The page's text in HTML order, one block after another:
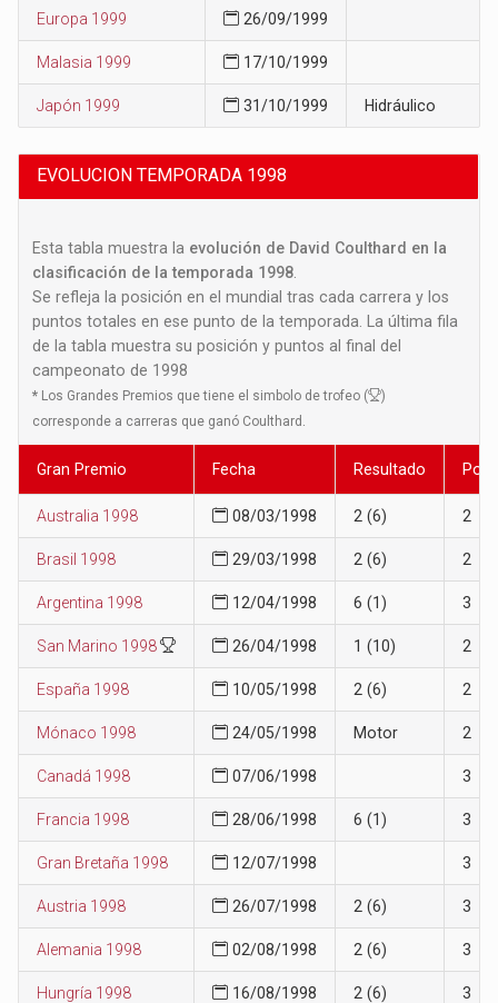
Europa 1999 26/09/1999
Malasia 1999 17/10/1999
Japón 1999 31/10/1999 Hidráulico
EVOLUCION TEMPORADA 1998
Esta tabla muestra la evolución de David Coulthard en la
clasificación de la temporada 1998
Se refleja la posición en el mundial tras cada carrera y los
puntos totales en ese punto de la temporada. La última fila
de la tabla muestra su posición y puntos al final del
campeonato de 1998
* Los Grandes Premios que tiene el simbolo de trofeo (
)
corresponde a carreras que ganó Coulthard.
Gran Premio Fecha Resultado
Australia 1998 08/03/1998 2 (6) 2
Brasil 1998 29/03/1998 2 (6) 2
Argentina 1998 12/04/1998 6 (1) 3
San Marino 1998 26/04/1998 1 (10) 2
España 1998 10/05/1998 2 (6) 2
Mónaco 1998 24/05/1998 Motor 2
Canadá 1998 07/06/1998 3
Francia 1998 28/06/1998 6 (1) 3
Gran Bretaña 1998 12/07/1998 3
Austria 1998 26/07/1998 2 (6) 3
Alemania 1998 02/08/1998 2 (6) 3
Hungría 1998 16/08/1998 2 (6) 3